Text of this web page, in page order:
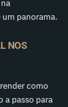
panorama.
NOS
como
a passo para